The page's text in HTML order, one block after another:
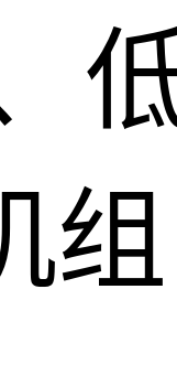
组